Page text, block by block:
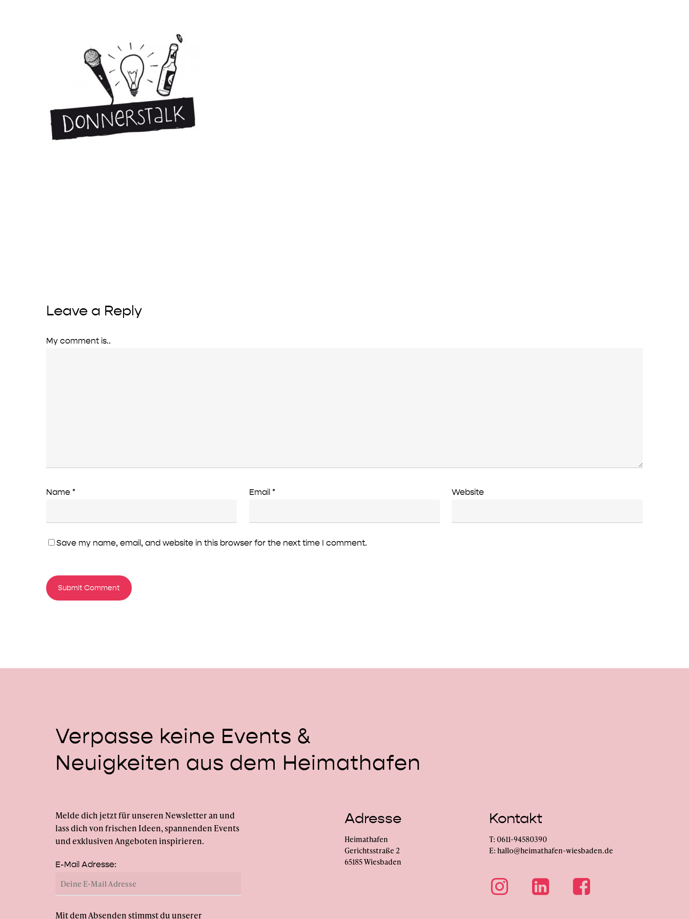
Leave a Reply
My comment is..
Name * Email * Website
Save my name, email, and website in this browser for the next time I comment.
Verpasse keine Events &
Neuigkeiten aus dem Heimathafen
Melde dich jetzt für unseren Newsletter an und
lass dich von frischen Ideen, spannenden Events
und exklusiven Angeboten inspirieren.
E-Mail Adresse:
Mit dem Absenden stimmst du unserer
Adresse
Heimathafen
Gerichtsstraße 2
65185 Wiesbaden
Kontakt
T: 0611-94580390
E: hallo@heimathafen-wiesbaden.de